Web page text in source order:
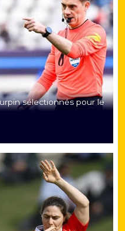
sélectionnés pour le